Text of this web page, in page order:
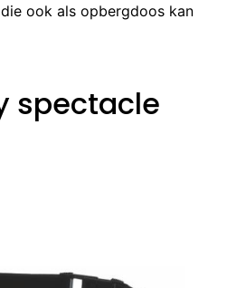
ook als opbergdoos kan
spectacle